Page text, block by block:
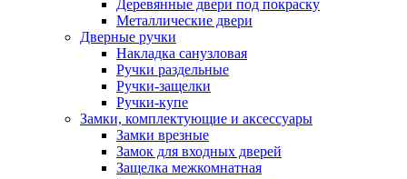
Деревянные двери под покраску
Металлические двери
Дверные ручки
Накладка санузловая
Ручки раздельные
Ручки-защелки
Ручки-купе
Замки, комплектующие и аксессуары
Замки врезные
Замок для входных дверей
Защелка межкомнатная